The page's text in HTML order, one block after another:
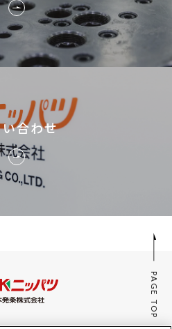
い合わせ
PAGE TOP